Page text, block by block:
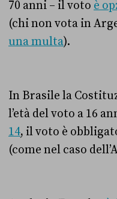
70 anni – il voto è
(chi non vota in
una multa).
In Brasile la
l’età del voto a 16
14, il voto è
(come nel caso